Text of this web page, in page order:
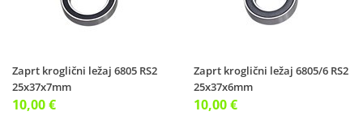
Zaprt kroglični ležaj 6805 RS2
25x37x7mm
10,00 €
Zaprt kroglični ležaj 6805/6 RS2
25x37x6mm
10,00 €